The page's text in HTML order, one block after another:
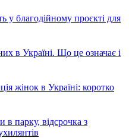
у благодійному проєкті для
в Україні. Що це означає і
жінок в Україні: коротко
в парку, відсрочка з